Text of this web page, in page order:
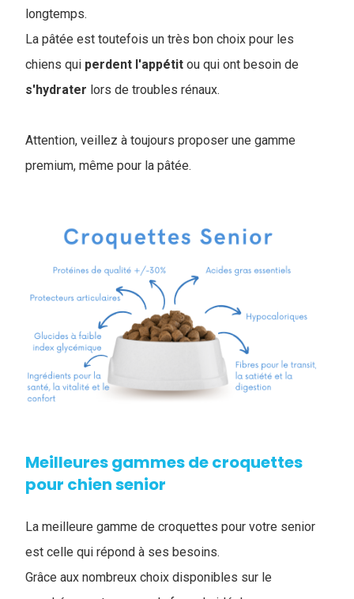
longtemps.
La pâtée est toutefois un très bon choix pour les
chiens qui perdent l'appétit ou qui ont besoin de
s'hydrater lors de troubles rénaux.
Attention, veillez à toujours proposer une gamme
premium, même pour la pâtée.
Meilleures gammes de croquettes
pour chien senior
La meilleure gamme de croquettes pour votre senior
est celle qui répond à ses besoins.
Grâce aux nombreux choix disponibles sur le